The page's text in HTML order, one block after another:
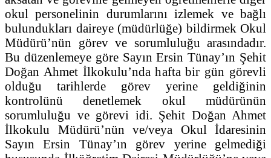
okul personelinin durumlarını izlemek ve bağlı
bulundukları daireye (müdürlüğe) bildirmek Okul
Müdürü’nün görev ve sorumluluğu arasındadır.
Bu düzenlemeye göre Sayın Ersin Tünay’ın Şehit
Doğan Ahmet İlkokulu’nda hafta bir gün görevli
olduğu tarihlerde görev yerine geldiğinin
kontrolünü denetlemek okul müdürünün
sorumluluğu ve görevi idi. Şehit Doğan Ahmet
İlkokulu Müdürü’nün ve/veya Okul İdaresinin
Sayın Ersin Tünay’ın görev yerine gelmediği